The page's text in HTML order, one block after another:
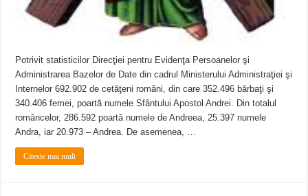
Potrivit statisticilor Direcţiei pentru Evidenţa Persoanelor şi
Administrarea Bazelor de Date din cadrul Ministerului Administraţiei şi
Internelor 692.902 de cetăţeni români, din care 352.496 bărbaţi şi
340.406 femei, poartă numele Sfântului Apostol Andrei. Din totalul
româncelor, 286.592 poartă numele de Andreea, 25.397 numele
Andra, iar 20.973 – Andrea. De asemenea, …
Citeste mai mult